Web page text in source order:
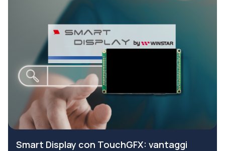
Smart Display con TouchGFX: vantaggi